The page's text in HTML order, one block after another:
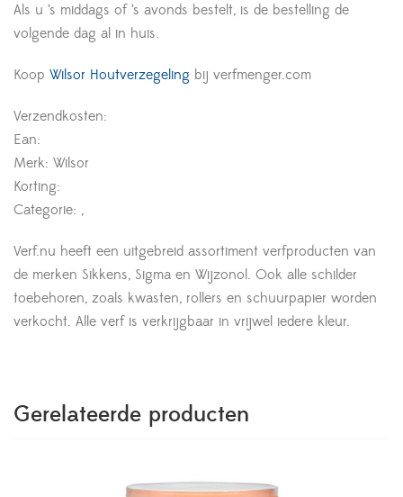
Als u ’s middags of ’s avonds bestelt, is de bestelling de
volgende dag al in huis.
Koop Wilsor Houtverzegeling bij verfmenger.com
Verzendkosten:
Ean:
Merk: Wilsor
Korting:
Categorie: ,
Verf.nu heeft een uitgebreid assortiment verfproducten van
de merken Sikkens, Sigma en Wijzonol. Ook alle schilder
toebehoren, zoals kwasten, rollers en schuurpapier worden
verkocht. Alle verf is verkrijgbaar in vrijwel iedere kleur.
Gerelateerde producten